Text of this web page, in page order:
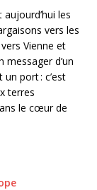
les
vers les
Vienne et
d’un
port : c’est
terres
le cœur de